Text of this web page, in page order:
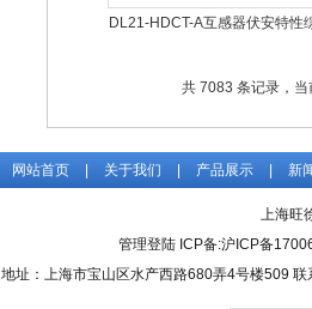
DL21-HDCT-A互感器伏安特性
共 7083 条记录，
网站首页 关于我们 产品展示 新
上海旺
管理登陆ICP备:沪ICP备
地址：上海市宝山区水产西路680弄4号楼509